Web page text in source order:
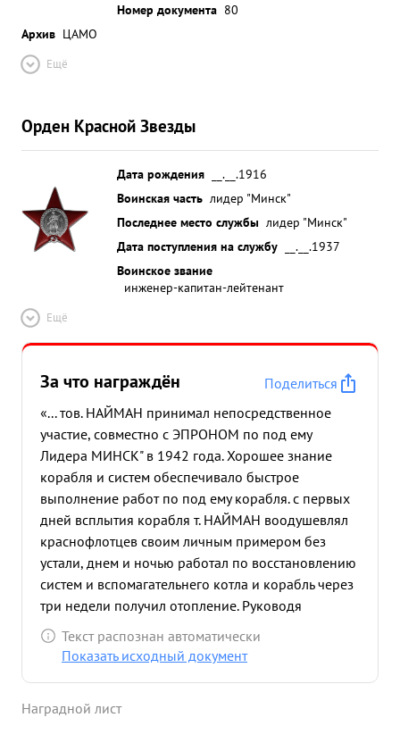
Номер документа 80
Архив ЦАМО
Ещё
Орден Красной Звезды
Дата рождения
__.__.1916
Воинская часть лидер "Минск"
Последнее место службы лидер "Минск"
Дата поступления на службу
__.__.1937
Воинское звание
инженер-капитан-лейтенант
Ещё
За что награждён
Поделиться
«... тов. НАЙМАН принимал непосредственное
участие, совместно с ЭПРОНОМ по под ему
Лидера МИНСК" в 1942 года. Хорошее знание
корабля и систем обеспечивало быстрое
выполнение работ по под ему корабля. с первых
дней всплытия корабля т. НАЙМАН воодушевлял
краснофлотцев своим личным примером без
устали, днем и ночью работал по восстановлению
систем и вспомагательнего котла и корабль через
три недели получил отопление. Руководя
работами, он добился того, что через месяц после
подъема была восстановлена бытовая система
время. Недостаток квалифицированной рабочей
Текст распознан автоматически
Показать исходный документ
Наградной лист